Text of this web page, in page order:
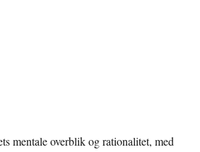
mentale overblik og rationalitet, med